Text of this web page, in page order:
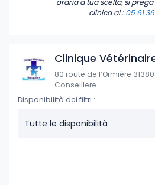
clinica al :05 61
Clinique
80 route de l’Ormière
Conseillere
Disponibilità dei filtri :
Tutte le disponibilità